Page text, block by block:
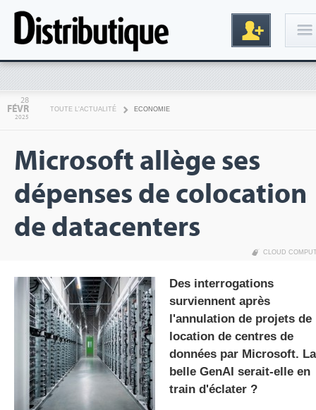
gratuite
28
FÉVR
2025
TOUTE L'ACTUALITÉ ECONOMIE
Microsoft allège ses
dépenses de colocation
de datacenters
CLOUD
Des interrogations
surviennent après
l'annulation de projets de
location de centres de
données par Microsoft. La
belle GenAI serait-elle en
train d'éclater ?